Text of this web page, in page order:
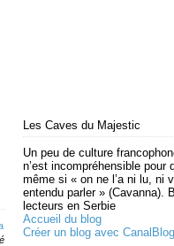
Les Caves du Majestic
Un peu de culture
n’est incompréhensible pour
même si « on ne l’a ni lu, ni
entendu parler » (Cavanna).
lecteurs en Serbie
Accueil du blog
Créer un blog avec CanalBlog